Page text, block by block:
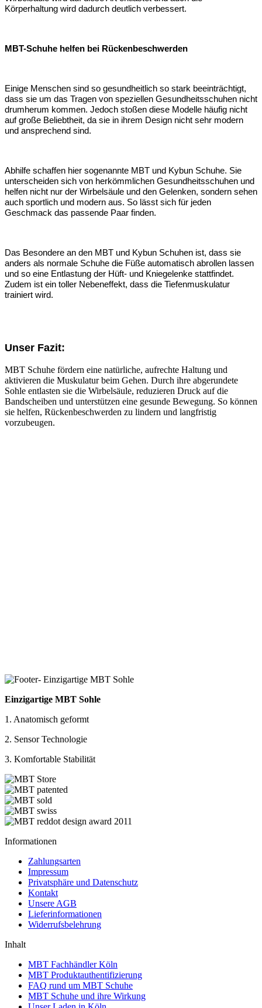
Körperhaltung wird dadurch deutlich verbessert.
MBT-Schuhe helfen bei Rückenbeschwerden
Einige Menschen sind so gesundheitlich so stark beeinträchtigt,
dass sie um das Tragen von speziellen Gesundheitsschuhen nicht
drumherum kommen. Jedoch stoßen diese Modelle häufig nicht
auf große Beliebtheit, da sie in ihrem Design nicht sehr modern
und ansprechend sind.
Abhilfe schaffen hier sogenannte MBT und Kybun Schuhe. Sie
unterscheiden sich von herkömmlichen Gesundheitsschuhen und
helfen nicht nur der Wirbelsäule und den Gelenken, sondern sehen
auch sportlich und modern aus. So lässt sich für jeden
Geschmack das passende Paar finden.
Das Besondere an den MBT und Kybun Schuhen ist, dass sie
anders als normale Schuhe die Füße automatisch abrollen lassen
und so eine Entlastung der Hüft- und Kniegelenke stattfindet.
Zudem ist ein toller Nebeneffekt, dass die Tiefenmuskulatur
trainiert wird.
Unser Fazit:
MBT Schuhe fördern eine natürliche, aufrechte Haltung und
aktivieren die Muskulatur beim Gehen. Durch ihre abgerundete
Sohle entlasten sie die Wirbelsäule, reduzieren Druck auf die
Bandscheiben und unterstützen eine gesunde Bewegung. So können
sie helfen, Rückenbeschwerden zu lindern und langfristig
vorzubeugen.
Einzigartige MBT Sohle
1. Anatomisch geformt
2. Sensor Technologie
3. Komfortable Stabilität
Informationen
Zahlungsarten
Impressum
Privatsphäre und Datenschutz
Kontakt
Unsere AGB
Lieferinformationen
Widerrufsbelehrung
Inhalt
MBT Fachhändler Köln
MBT Produktauthentifizierung
FAQ rund um MBT Schuhe
MBT Schuhe und ihre Wirkung